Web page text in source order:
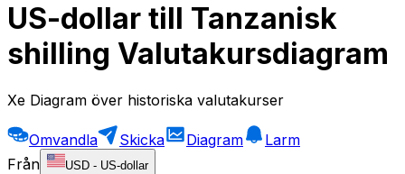
US-dollar till Tanzanisk
shilling Valutakursdiagram
Xe Diagram över historiska valutakurser
Omvandla Skicka Diagram
Larm
Från
USD - US-dollar